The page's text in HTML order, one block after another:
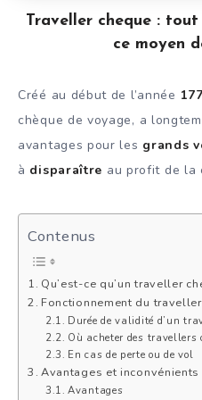
Traveller cheque :
ce moyen
Créé au début de l’année
chèque de voyage, a
avantages pour les grands
à disparaître au profit de la
Contenus
Qu’est-ce qu’un traveller
Fonctionnement du
Durée de validité d’un
Où acheter des travellers
En cas de perte ou de vol
Avantages et
Avantages